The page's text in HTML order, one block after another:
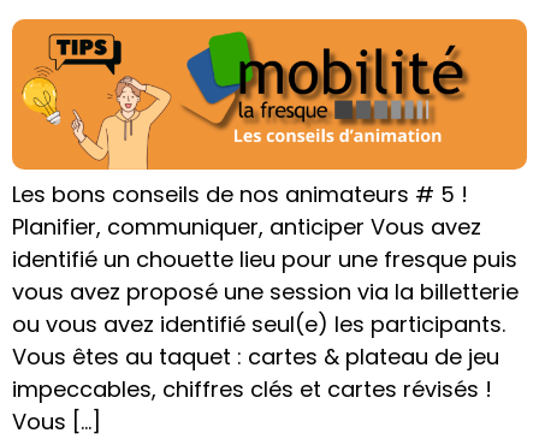
Les bons conseils de nos animateurs # 5 !
Planifier, communiquer, anticiper Vous avez
identifié un chouette lieu pour une fresque puis
vous avez proposé une session via la billetterie
ou vous avez identifié seul(e) les participants.
Vous êtes au taquet : cartes & plateau de jeu
impeccables, chiffres clés et cartes révisés !
Vous […]